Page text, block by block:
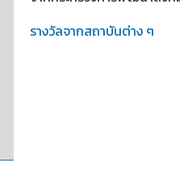
รางวัลจากสถาบันต่าง ๆ